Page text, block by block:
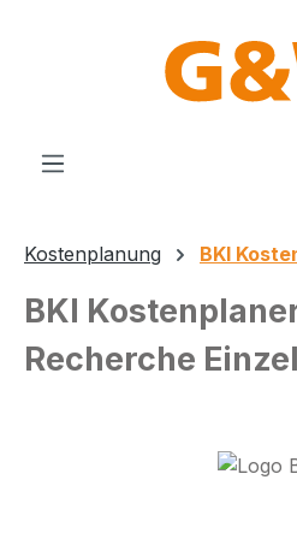
Kostenplanung BKI
BKI
Recherche
Bildergalerie überspringen